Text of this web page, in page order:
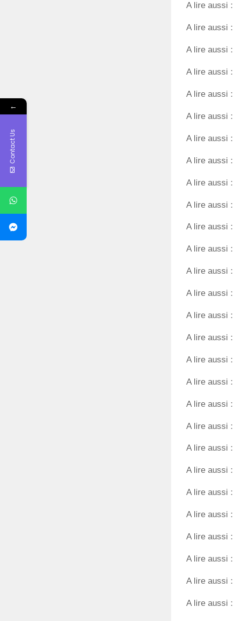
A lire aussi :
A lire aussi :
A lire aussi :
A lire aussi :
A lire aussi :
A lire aussi :
A lire aussi :
A lire aussi :
A lire aussi :
A lire aussi :
A lire aussi :
A lire aussi :
A lire aussi :
A lire aussi :
A lire aussi :
A lire aussi :
A lire aussi :
A lire aussi :
A lire aussi :
A lire aussi :
A lire aussi :
A lire aussi :
A lire aussi :
A lire aussi :
A lire aussi :
A lire aussi :
A lire aussi :
A lire aussi :
←
Contact Us